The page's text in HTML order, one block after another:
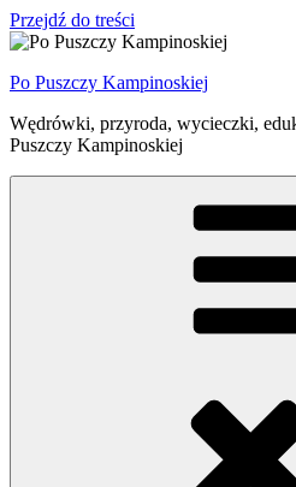
Przejdź do treści
Po Puszczy Kampinoskiej
Wędrówki, przyroda, wycieczki,
Puszczy Kampinoskiej